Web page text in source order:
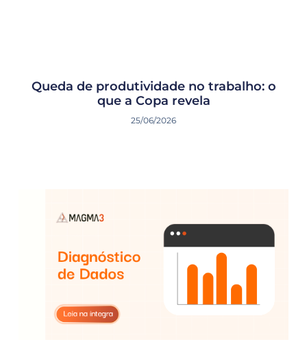
Queda de produtividade no trabalho: o
que a Copa revela
25/06/2026